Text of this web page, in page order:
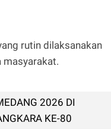
rutin dilaksanakan
masyarakat.
2026 DI
KE-80